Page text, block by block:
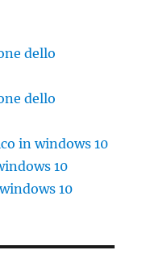
dello
dello
in windows 10
10
10